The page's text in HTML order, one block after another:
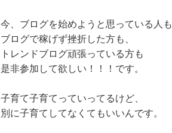
今、ブログを始めようと思っている人も
ブログで稼げず挫折した方も、
トレンドブログ頑張っている方も
是非参加して欲しい！！！です。
子育て子育てっていってるけど、
別に子育てしてなくてもいいんです。